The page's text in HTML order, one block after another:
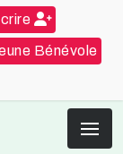
Bénévole